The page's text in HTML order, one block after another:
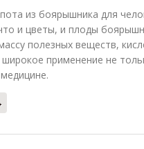
из боярышника для
и цветы, и плоды
полезных веществ,
применение не